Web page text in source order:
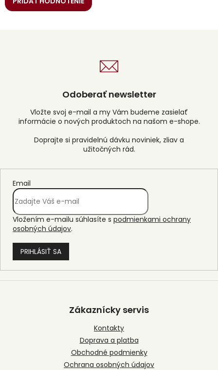
Odoberať newsletter
Vložte svoj e-mail a my Vám budeme zasielať
informácie o nových produktoch na našom e-shope.
Email
Vložením e-mailu súhlasíte s podmienkami ochrany
osobných údajov.
PRIHLÁSIŤ SA
Z
Zákaznícky servis
Kontakty
Doprava a platba
Obchodné podmienky
Ochrana osobných údajov